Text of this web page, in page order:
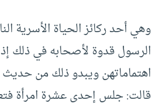
وهي أحد ركائز الحياة الأسرية
الرسول قدوة لأصحابه في ذلك
اهتماماتهن ويبدو ذلك من
قالت: جلس إحدى عشرة امرأة